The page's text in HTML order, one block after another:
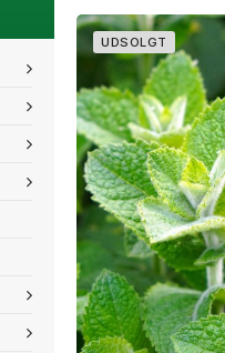
UDSOLGT